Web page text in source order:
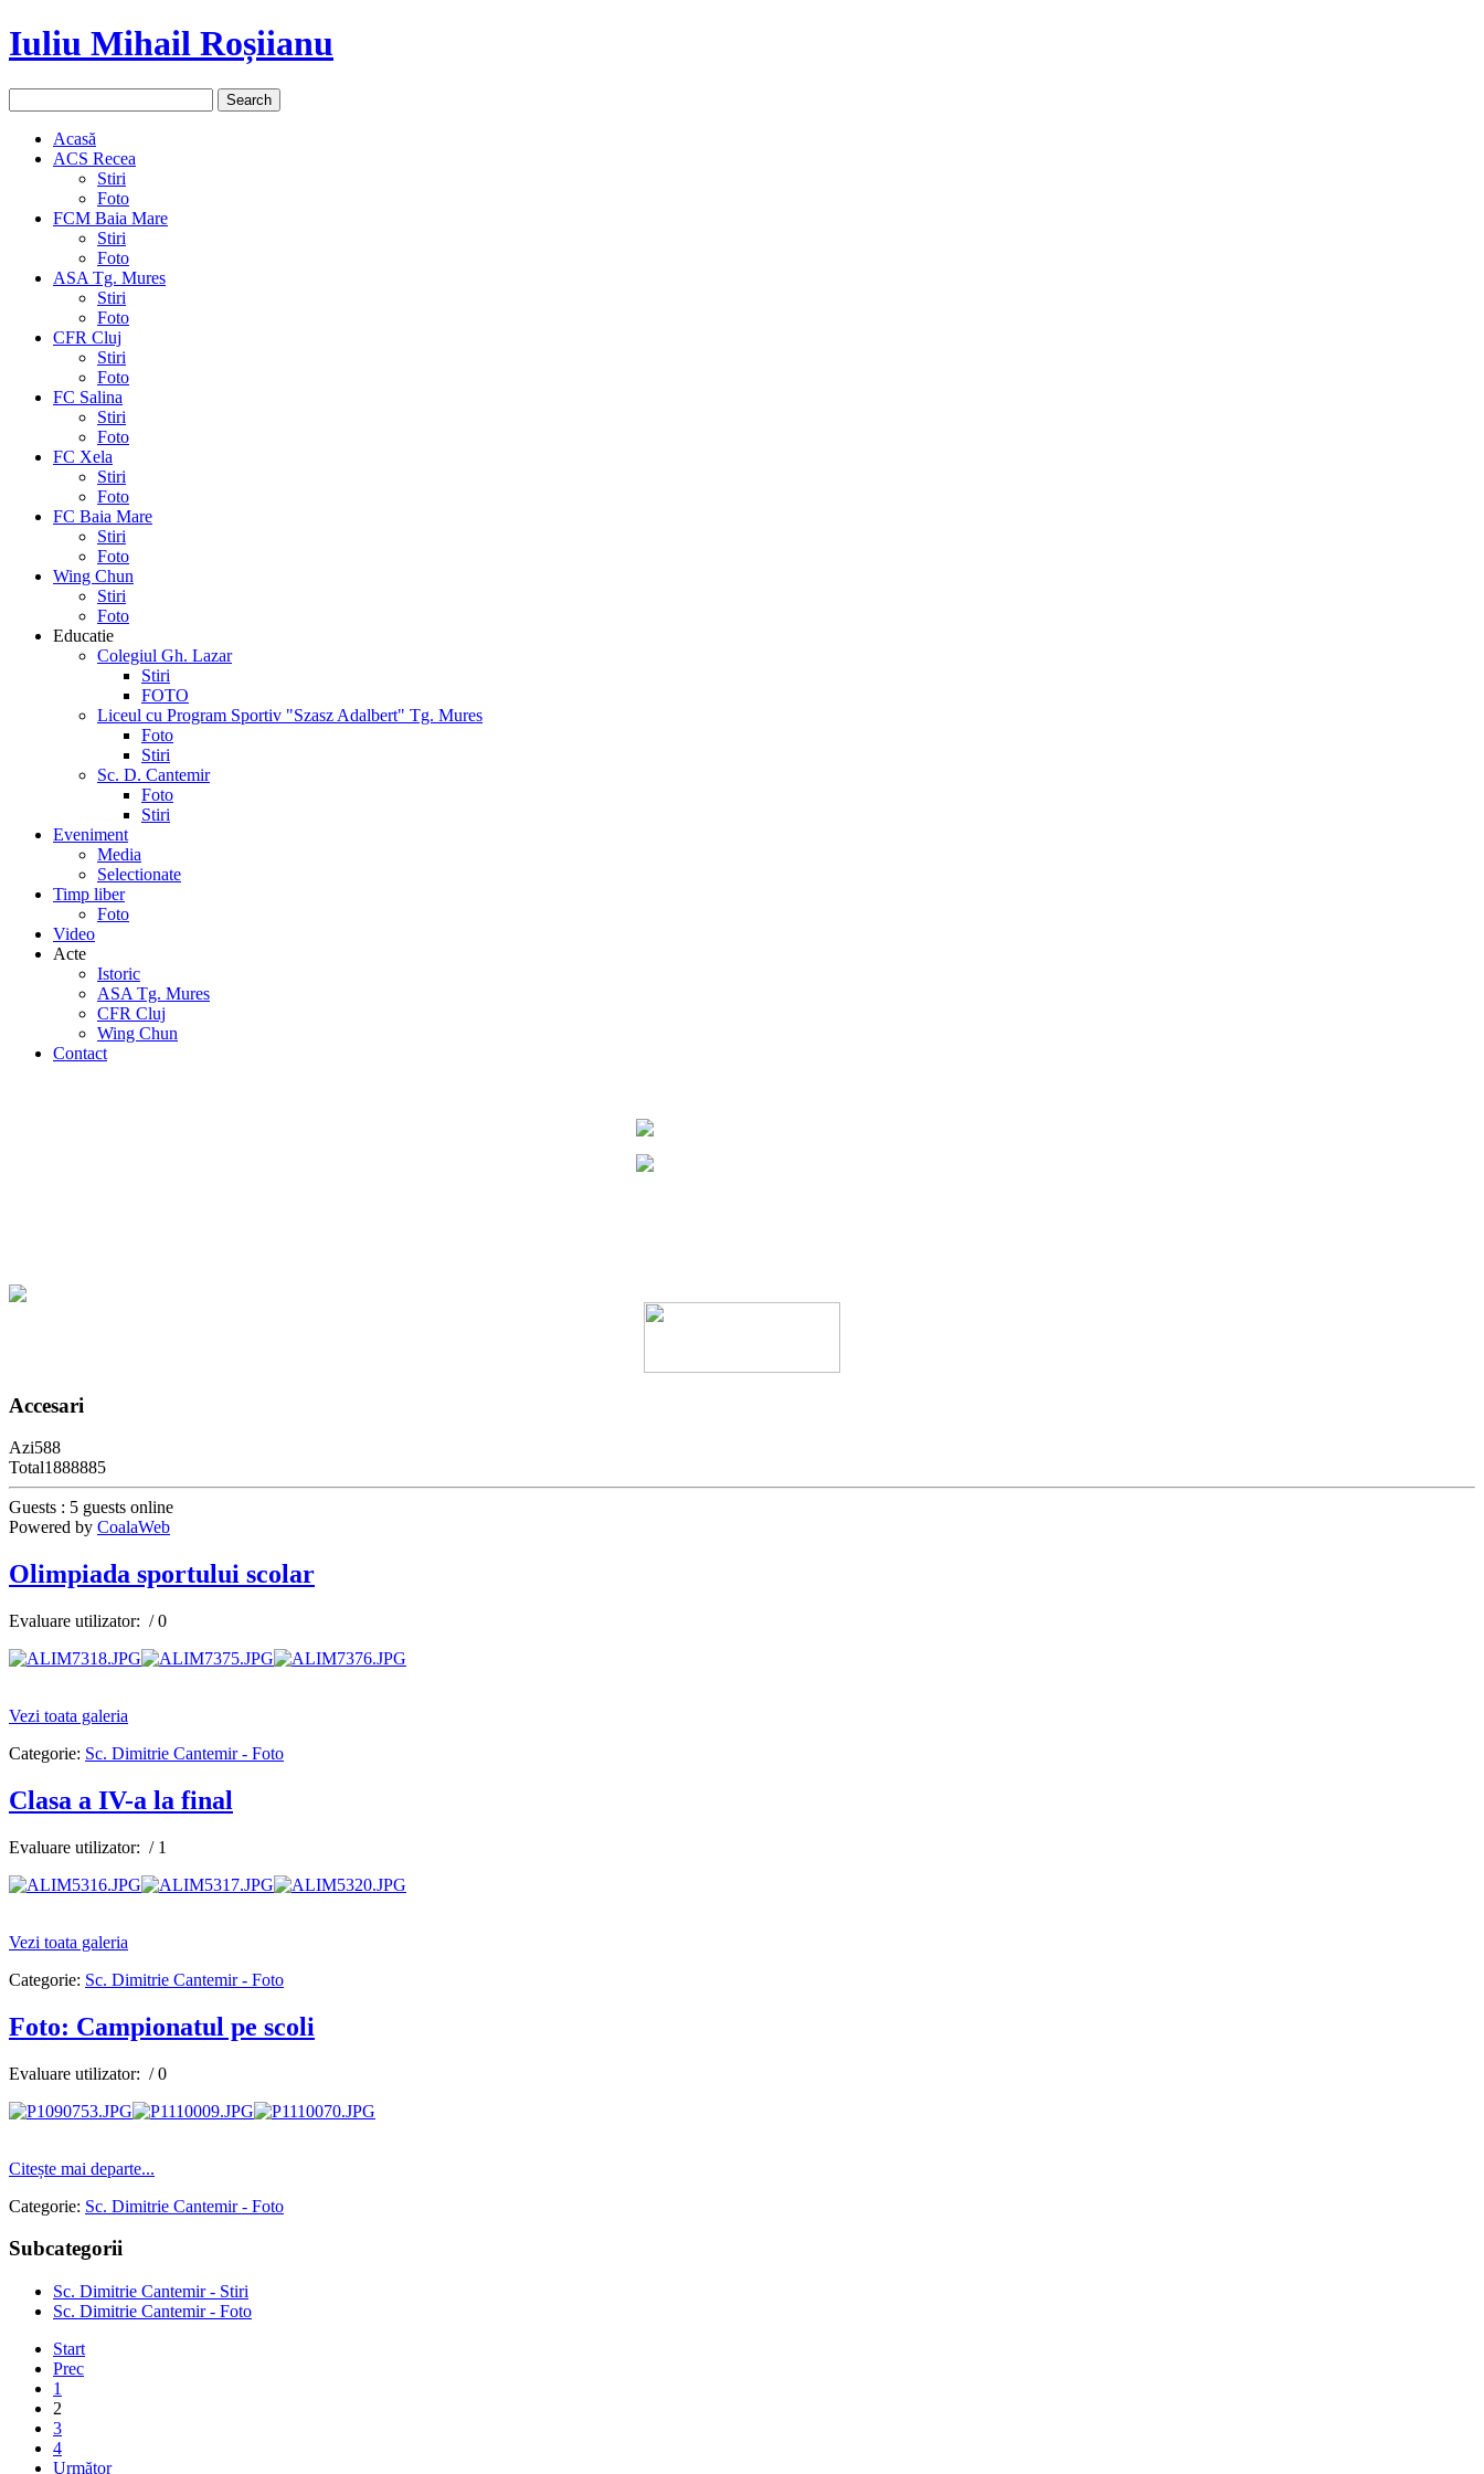
Iuliu Mihail Roșiianu
Acasă
ACS Recea
Stiri
Foto
FCM Baia Mare
Stiri
Foto
ASA Tg. Mures
Stiri
Foto
CFR Cluj
Stiri
Foto
FC Salina
Stiri
Foto
FC Xela
Stiri
Foto
FC Baia Mare
Stiri
Foto
Wing Chun
Stiri
Foto
Educatie
Colegiul Gh. Lazar
Stiri
FOTO
Liceul cu Program Sportiv "Szasz Adalbert" Tg. Mures
Foto
Stiri
Sc. D. Cantemir
Foto
Stiri
Eveniment
Media
Selectionate
Timp liber
Foto
Video
Acte
Istoric
ASA Tg. Mures
CFR Cluj
Wing Chun
Contact
Accesari
Azi588
Total1888885
Guests : 5 guests online
Powered by CoalaWeb
Olimpiada sportului scolar
Evaluare utilizator: / 0
Vezi toata galeria
Categorie: Sc. Dimitrie Cantemir - Foto
Clasa a IV-a la final
Evaluare utilizator: / 1
Vezi toata galeria
Categorie: Sc. Dimitrie Cantemir - Foto
Foto: Campionatul pe scoli
Evaluare utilizator: / 0
Citește mai departe...
Categorie: Sc. Dimitrie Cantemir - Foto
Subcategorii
Sc. Dimitrie Cantemir - Stiri
Sc. Dimitrie Cantemir - Foto
Start
Prec
1
2
3
4
Următor